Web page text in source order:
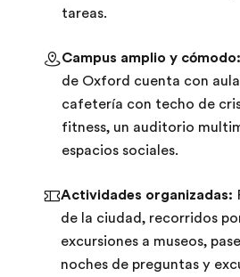
tareas.
Campus amplio y cómodo:
de Oxford cuenta con
cafetería con techo de
fitness, un auditorio
espacios sociales.
Actividades organizadas:
de la ciudad, recorridos
excursiones a museos,
noches de preguntas y